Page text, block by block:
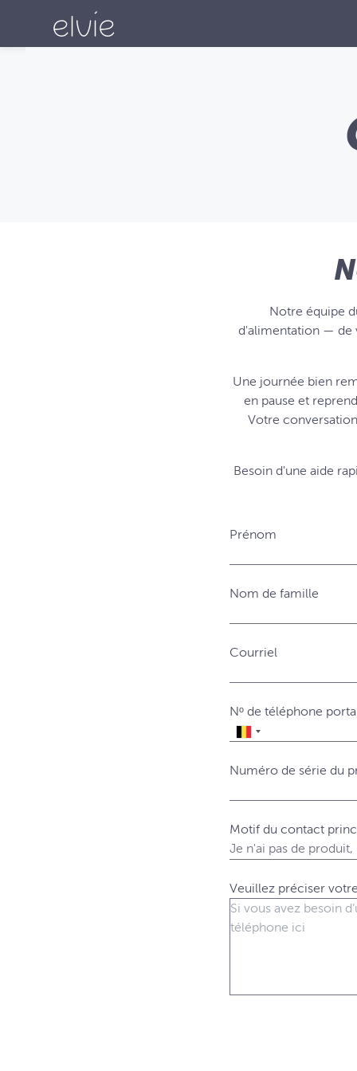
Notre équipe
d'alimentation — de
Une journée bien
en pause et
Votre
Besoin d'une aide
Prénom
Nom de famille
Courriel
Nᵒ de téléphone
Numéro de série du
Motif du contact
Veuillez préciser